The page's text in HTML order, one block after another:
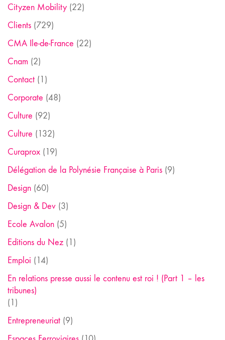
Cityzen Mobility (22)
Clients (729)
CMA Ile-de-France (22)
Cnam (2)
Contact (1)
Corporate (48)
Culture (92)
Culture (132)
Curaprox (19)
Délégation de la Polynésie Française à Paris (9)
Design (60)
Design & Dev (3)
Ecole Avalon (5)
Editions du Nez (1)
Emploi (14)
En relations presse aussi le contenu est roi ! (Part 1 – les
tribunes)
(1)
Entrepreneuriat (9)